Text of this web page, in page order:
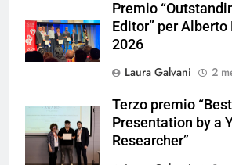
Premio
Editor” per Alberto
2026
Laura Galvani
2
Terzo premio
Presentation by a
Researcher”